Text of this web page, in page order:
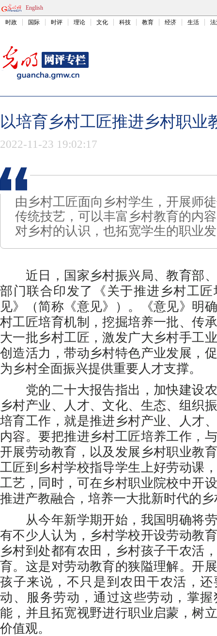
English
时政 国际 时评 理论 文化 科技 教育 经济 生活
以培育乡村工匠推进乡村职业
2022-11-23 19:02:17
由乡村工匠面向乡村学生，开展师
传统技艺，可以丰富乡村教育的内
对乡村的认识，也拓宽学生的职业
近日，国家乡村振兴局、教育部、
部门联合印发了《关于推进乡村工
见》（简称《意见》）。《意见》明
村工匠培育机制，挖掘培养一批、传
大一批乡村工匠，激发广大乡村手工
创造活力，带动乡村特色产业发展，
为乡村全面振兴提供重要人才支撑。
党的二十大报告指出，加快建设农
乡村产业、人才、文化、生态、组织
培育工作，就是推进乡村产业、人才
内容。要把推进乡村工匠培养工作，
开展劳动教育，以及发展乡村职业教
工匠到乡村学校指导学生上好劳动课
工艺，同时，可在乡村职业院校中开
推进产教融合，培养一大批新时代的
从今年新学期开始，我国明确将劳
有不少人认为，乡村学校开设劳动教
乡村到处都有农田，乡村孩子干农活
育。这是对劳动教育的狭隘理解。开
孩子来说，不只是到农田干农活，
动、服务劳动，通过这些劳动，掌
能，并且拓宽视野进行职业启蒙，树
价值观。